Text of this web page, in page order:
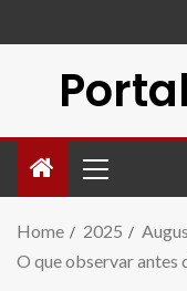
Home 2025
O que observar antes